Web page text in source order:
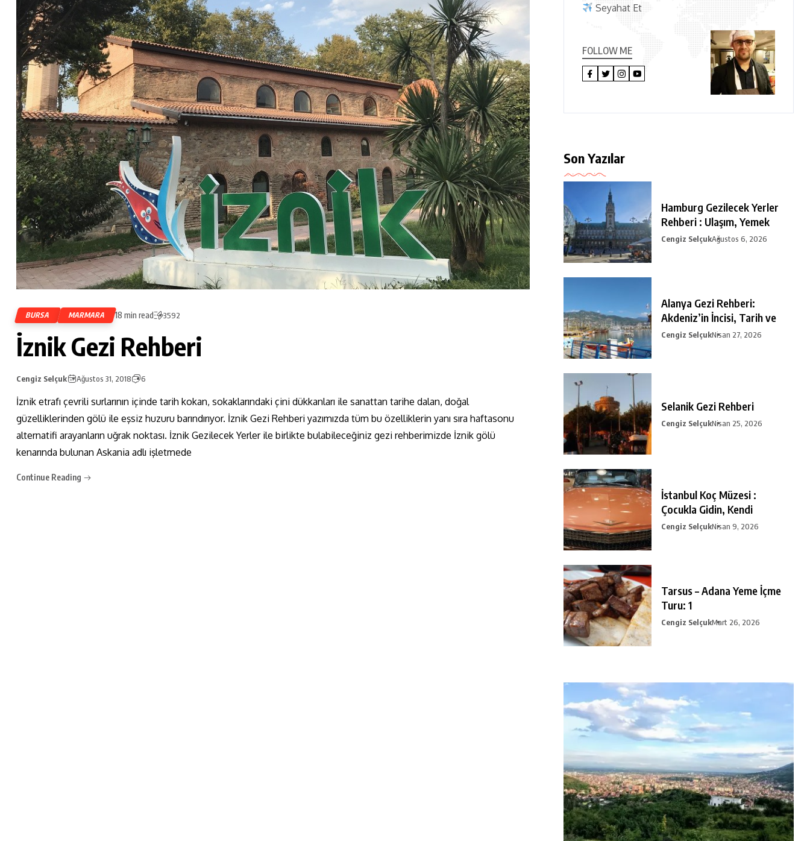
BURSA MARMARA 18 min read 3592
İznik Gezi Rehberi
Cengiz Selçuk Ağustos 31, 2018 6
İznik etrafı çevrili surlarının içinde tarih kokan, sokaklarındaki çini dükkanları ile sanattan tarihe dalan, doğal
güzelliklerinden gölü ile eşsiz huzuru barındırıyor. İznik Gezi Rehberi yazımızda tüm bu özelliklerin yanı sıra haftasonu
alternatifi arayanların uğrak noktası. İznik Gezilecek Yerler ile birlikte bulabileceğiniz gezi rehberimizde İznik gölü
kenarında bulunan Askania adlı işletmede
Continue Reading
Seyahat Et
FOLLOW ME
Son Yazılar
Hamburg Gezilecek Yerler
Rehberi : Ulaşım, Yemek
Cengiz SelçukAğustos 6, 2026
Alanya Gezi Rehberi:
Akdeniz’in İncisi, Tarih ve
Cengiz SelçukNisan 27, 2026
Selanik Gezi Rehberi
Cengiz SelçukNisan 25, 2026
İstanbul Koç Müzesi :
Çocukla Gidin, Kendi
Cengiz SelçukNisan 9, 2026
Tarsus – Adana Yeme İçme
Turu: 1
Cengiz SelçukMart 26, 2026